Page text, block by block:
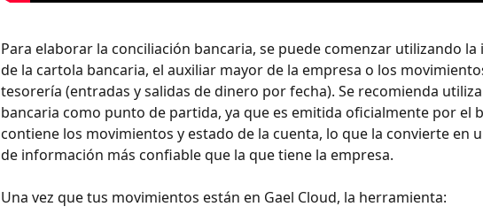
Para elaborar la conciliación bancaria, se puede comenzar utilizando
de la cartola bancaria, el auxiliar mayor de la empresa o los
tesorería (entradas y salidas de dinero por fecha). Se recomienda
bancaria como punto de partida, ya que es emitida oficialmente por el
contiene los movimientos y estado de la cuenta, lo que la convierte en
de información más confiable que la que tiene la empresa.
Una vez que tus movimientos están en Gael Cloud, la herramienta: